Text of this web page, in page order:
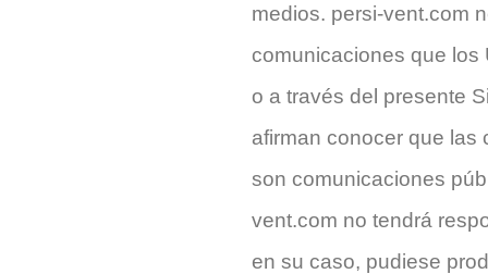
medios. persi-vent.com
comunicaciones que los
o a través del presente
afirman conocer que las
son comunicaciones
vent.com no tendrá
en su caso, pudiese